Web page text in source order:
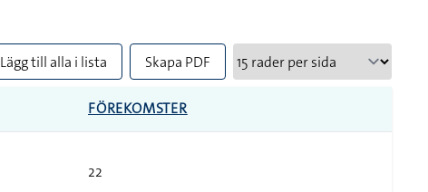
Lägg till alla i lista Skapa PDF
FÖREKOMSTER
22